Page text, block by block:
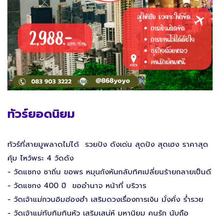
ทัวร์ยอดนิยม
ทัวร์ที่สายมูพลาดไม่ได้ รวยปัง ดังเด่น สุดปัง สุดเฮง ราคาสุด
คุ้ม ไหว้พระ 4 วัดดัง
- วัดแชกง ซาถิ่น ขอพร หมุนกังหันกลับทิศเปลี่ยนร้ายกลายเป็นดี
- วัดแชกง 400 ปี ขออำนาจ หน้าที่ บริวาร
- วัดเจ้าแม่กวนอิมฮ่องฮำ เสริมดวงเรื่องการเงิน มั่งคั่ง ร่ำรวย
- วัดเจ้าแม่ทับทิมทินหัว เสริมเสน่ห์ มหานิยม คนรัก นับถือ